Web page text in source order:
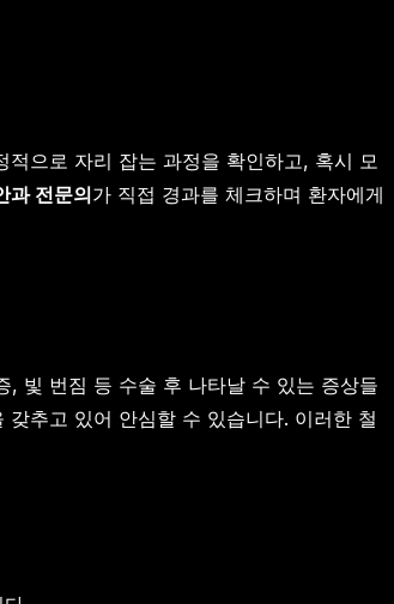
으로 자리 잡는 과정을 확인하고, 혹시 모
과 전문의가 직접 경과를 체크하며 환자에게
, 빛 번짐 등 수술 후 나타날 수 있는 증상들
추고 있어 안심할 수 있습니다. 이러한 철